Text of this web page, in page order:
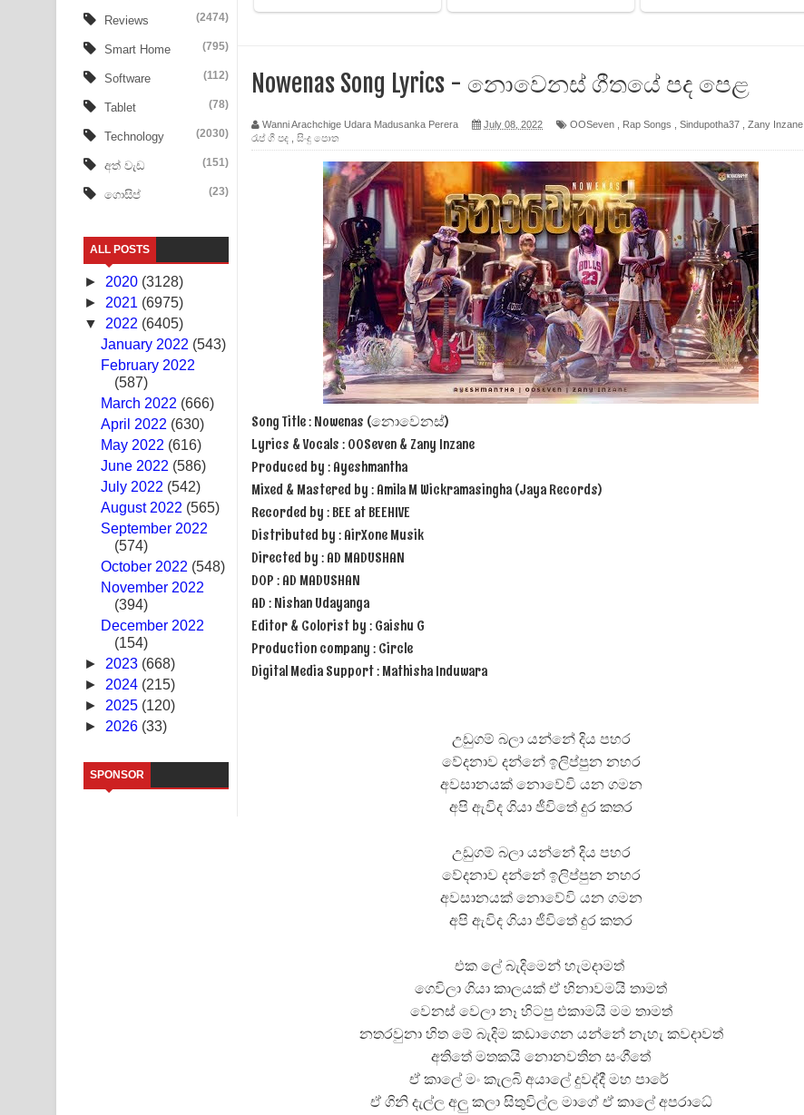
Ala purannata Song Lyrics - ආල පුරන්නට ගීතයේ පද පෙළ
FEVER DREAM Lyrics - Alex Warren
BTS : Hooligan Lyrics
Apa Hamuwee Song Lyrics - අප හමුවී ගීතයේ පද පෙළ
PATHINIYE Song Lyrics - පතිනියනේ ගීතයේ පද පෙළ
Sorry Sir Song Lyrics - සොරි සර් ගීතයේ පද පෙළ
Mathaka Aluthin Liyanna Song Lyrics - මතක අලුතින් ලියන්න ගීතයේ පද පෙළ
Sandak Awith Song Lyrics - සඳක් ඇවිත් ගීතයේ පද පෙළ
Swetha Sande Song Lyrics - ශ්වේත සඳේ ගීතයේ පද පෙළ
Ma Igili Giya Lyrics - මා ඉගිලී ගියා ගීතයේ පද පෙළ
Ras Balan Song Lyrics - රැස් බලන් ගීතයේ පද පෙළ
Hoda sihiyen Song Lyrics - හොද සිහියෙන් ගීතයේ පද පෙළ
Awanken Song Lyrics - අවංකෙන් ගීතයේ පද පෙළ
Pa Sina Song Lyrics - පෑ සිනා ගීතයේ පද පෙළ
Pemwanthiye Song Lyrics - පෙම්වන්තියේ ගීතයේ පද පෙළ
Manobhawa Song Lyrics - මනෝභව ගීතයේ පද පෙළ
Akahe Indala Song Lyrics - ආකාහේ ඉඳලා ගීතයේ පද පෙළ
Raawaya Song Lyrics - රාවය ගීතයේ පද පෙළ
Saddeta Denna Song Lyrics - සද්දෙට දෙන්න ගීතයේ පද පෙළ
Kaalaya Song Lyrics - කාලය ගීතයේ පද පෙළ
Sandata Duka Hithila Song Lyrics - සඳට දුක හිතිලා ගීතයේ පද පෙළ
Dannawada Mawa Song Lyrics - දන්නවාද මාව ගීතයේ පද පෙළ
Reviews (2474)
Smart Home (795)
Software (112)
Tablet (78)
Technology (2030)
අත් වැඩ (151)
ගොසිප් (23)
ALL POSTS
► 2020 (3128)
► 2021 (6975)
▼ 2022 (6405)
January 2022 (543)
February 2022
(587)
March 2022 (666)
April 2022 (630)
May 2022 (616)
June 2022 (586)
July 2022 (542)
August 2022 (565)
September 2022
(574)
October 2022 (548)
November 2022
(394)
December 2022
(154)
► 2023 (668)
► 2024 (215)
► 2025 (120)
► 2026 (33)
SPONSOR
Nowenas Song Lyrics - නොවෙනස් ගීතයේ පද පෙළ
Wanni Arachchige Udara Madusanka Perera July 08, 2022 OOSeven Rap Songs Sindupotha37 Zany Inzane
රැප් ගී පද
සිංදු පොත
Song Title : Nowenas (නොවෙනස්)
Lyrics & Vocals : OOSeven & Zany Inzane
Produced by : Ayeshmantha
Mixed & Mastered by : Amila M Wickramasingha (Jaya Records)
Recorded by : BEE at BEEHIVE
Distributed by : AirXone Musik
Directed by : AD MADUSHAN
DOP : AD MADUSHAN
AD : Nishan Udayanga
Editor & Colorist by : Gaishu G
Production company : Circle
Digital Media Support : Mathisha Induwara
උඩුගම් බලා යන්නේ දිය පහර
වේදනාව දන්නේ ඉලිප්පුන නහර
අවසානයක් නොවේවි යන ගමන
අපි ඇවිද ගියා ජීවිතේ දුර කතර
උඩුගම් බලා යන්නේ දිය පහර
වේදනාව දන්නේ ඉලිප්පුන නහර
අවසානයක් නොවේවි යන ගමන
අපි ඇවිද ගියා ජීවිතේ දුර කතර
එක ලේ බැදිමෙන් හැමදාමත්
ගෙවිලා ගියා කාලයක් ඒ හිනාවමයි තාමත්
වෙනස් වෙලා නෑ හිටපු එකාමයි මම තාමත්
නතරවුනා හිත මේ බැදිම කඩාගෙන යන්නේ නැහැ කවදාවත්
අතිතේ මතකයි නොනවතින සංගීතේ
ඒ කාලේ මං කැලබි අයාලේ දුවද්දී මහ පාරේ
ඒ ගිනි දැල්ල අලු කලා සිතුවිල්ල මාගේ ඒ කාලේ අපරාධේ